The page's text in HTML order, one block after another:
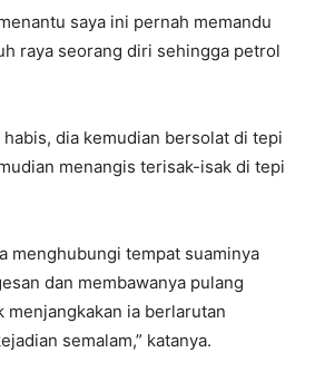
saya ini pernah memandu
raya seorang diri sehingga petrol
dia kemudian bersolat di tepi
menangis terisak-isak di tepi
menghubungi tempat suaminya
dan membawanya pulang
menjangkakan ia berlarutan
semalam,” katanya.